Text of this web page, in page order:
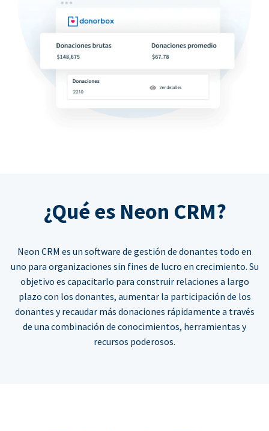
¿Qué es Neon CRM?
Neon CRM es un software de gestión de donantes todo en
uno para organizaciones sin fines de lucro en crecimiento. Su
objetivo es capacitarlo para construir relaciones a largo
plazo con los donantes, aumentar la participación de los
donantes y recaudar más donaciones rápidamente a través
de una combinación de conocimientos, herramientas y
recursos poderosos.